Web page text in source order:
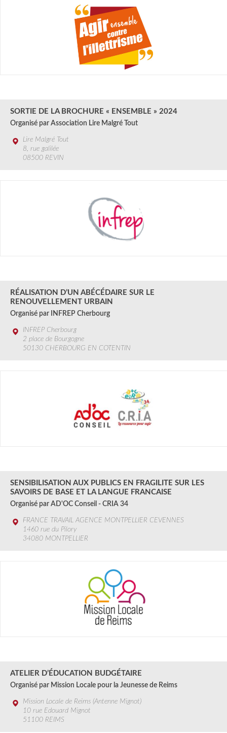
SORTIE DE LA BROCHURE « ENSEMBLE » 2024
Organisé par Association Lire Malgré Tout
Lire Malgré Tout
8, rue galilée
08500 REVIN
RÉALISATION D’UN ABÉCÉDAIRE SUR LE
RENOUVELLEMENT URBAIN
Organisé par INFREP Cherbourg
INFREP Cherbourg
2 place de Bourgogne
50130 CHERBOURG EN COTENTIN
SENSIBILISATION AUX PUBLICS EN FRAGILITE SUR LES
SAVOIRS DE BASE ET LA LANGUE FRANCAISE
Organisé par AD'OC Conseil - CRIA 34
FRANCE TRAVAIL AGENCE MONTPELLIER CEVENNES
1460 rue du Pilory
34080 MONTPELLIER
ATELIER D’ÉDUCATION BUDGÉTAIRE
Organisé par Mission Locale pour la Jeunesse de Reims
Mission Locale de Reims (Antenne Mignot)
10 rue Edouard Mignot
51100 REIMS